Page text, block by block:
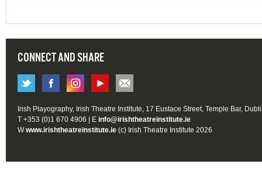
CONNECT AND SHARE
Irish Playography, Irish Theatre Institute, 17 Eustace Street, Temple Bar,
T +353 (0)1 670 4906 | E info@irishtheatreinstitute.ie
Wwww.irishtheatreinstitute.ie (c) Irish Theatre Institute 2026